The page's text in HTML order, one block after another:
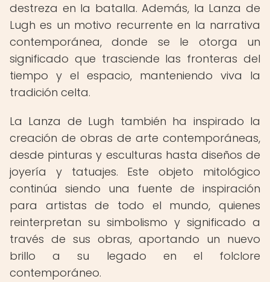
destreza en la batalla. Además, la Lanza de
Lugh es un motivo recurrente en la narrativa
contemporánea, donde se le otorga un
significado que trasciende las fronteras del
tiempo y el espacio, manteniendo viva la
tradición celta.
La Lanza de Lugh también ha inspirado la
creación de obras de arte contemporáneas,
desde pinturas y esculturas hasta diseños de
joyería y tatuajes. Este objeto mitológico
continúa siendo una fuente de inspiración
para artistas de todo el mundo, quienes
reinterpretan su simbolismo y significado a
través de sus obras, aportando un nuevo
brillo a su legado en el folclore
contemporáneo.